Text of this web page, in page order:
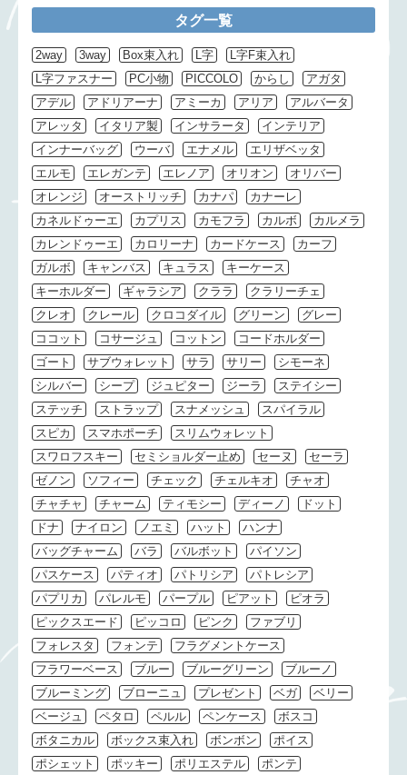
タグ一覧
2way 3way Box束入れ L字
L字F束入れ
L字ファスナー
PC小物 PICCOLO からし
アガタ
アデル
アドリアーナ アミーカ アリア
アルバータ
アレッタ
イタリア製 インサラータ
インテリア
インナーバッグ
ウーバ エナメル
エリザベッタ
エルモ
エレガンテ エレノア オリオン
オリバー
オレンジ
オーストリッチ カナパ
カナーレ
カネルドゥーエ
カプリス カモフラ カルボ
カルメラ
カレンドゥーエ
カロリーナ カードケース
カーフ
ガルボ
キャンバス キュラス
キーケース
キーホルダー
ギャラシア クララ
クラリーチェ
クレオ
クレール クロコダイル グリーン
グレー
ココット
コサージュ コットン
コードホルダー
ゴート
サブウォレット サラ サリー
シモーネ
シルバー
シープ ジュピター ジーラ
ステイシー
ステッチ
ストラップ スナメッシュ
スパイラル
スピカ
スマホポーチ
スリムウォレット
スワロフスキー
セミショルダー止め セーヌ
セーラ
ゼノン
ソフィー チェック チェルキオ
チャオ
チャチャ
チャーム ティモシー ディーノ
ドット
ドナ
ナイロン ノエミ ハット
ハンナ
バッグチャーム
バラ バルボット
パイソン
パスケース
パティオ パトリシア
パトレシア
パプリカ
パレルモ パープル ピアット
ピオラ
ピックスエード
ピッコロ ピンク
ファブリ
フォレスタ
フォンテ
フラグメントケース
フラワーベース
ブルー ブルーグリーン
ブルーノ
ブルーミング
ブローニュ プレゼント ベガ
ベリー
ベージュ
ペタロ ペルル ペンケース
ボスコ
ボタニカル
ボックス束入れ ボンボン
ポイス
ポシェット
ポッキー ポリエステル
ポンテ